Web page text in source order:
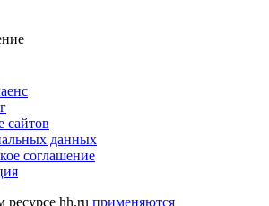
сайтов
данных
соглашение
hh.ru применяются